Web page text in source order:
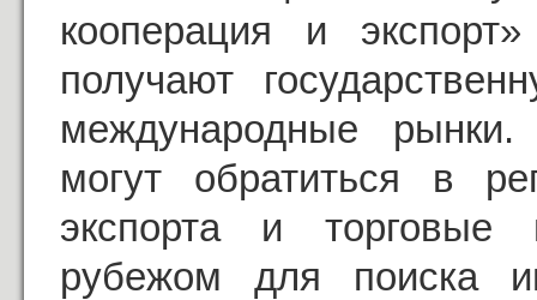
кооперация и
получают
международные
могут обратиться в
экспорта и торговые
рубежом для поиска